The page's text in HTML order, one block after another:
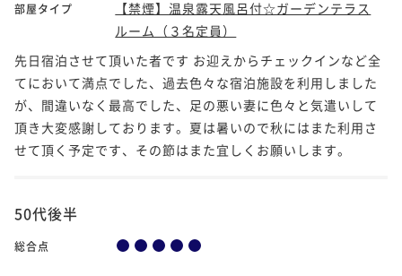
部屋タイプ
【禁煙】温泉露天風呂付☆ガーデンテラス
ルーム（３名定員）
先日宿泊させて頂いた者です お迎えからチェックインなど全
てにおいて満点でした、過去色々な宿泊施設を利用しました
が、間違いなく最高でした、足の悪い妻に色々と気遣いして
頂き大変感謝しております。夏は暑いので秋にはまた利用さ
せて頂く予定です、その節はまた宜しくお願いします。
50代後半
総合点